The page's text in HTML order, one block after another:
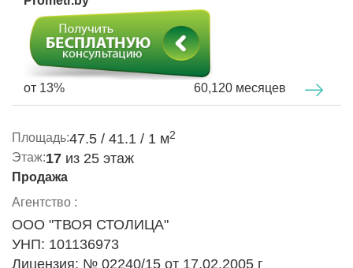
высокие потолки
потрясающий
свободное пространство для реализации
собственного дизайнерского проекта;
в собственности -удобная кладовая 4,4 м²
идеальная для хранения сезонных вещей,
колясок, велосипедов, спортинвентаря.
✅ Дом и инфраструктура
Современная архитектура и продуманное
благоустройство:
стильная отделка подъезда;
зона отдыха для гостей с буккроссингом;
от 13% 60,120 месяцев
Площадь:47.5 / 41.1 / 1 м2
Этаж:17 из 25 этаж
Продажа
Агентство :
ООО "ТВОЯ СТОЛИЦА"
УНП: 101136973
Лицензия: № 02240/15 от 17.02.2005 г